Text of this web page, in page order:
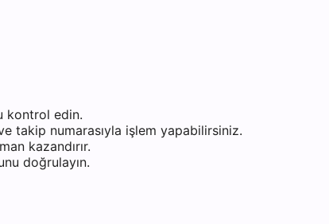
kontrol edin.
takip numarasıyla işlem yapabilirsiniz.
kazandırır.
doğrulayın.